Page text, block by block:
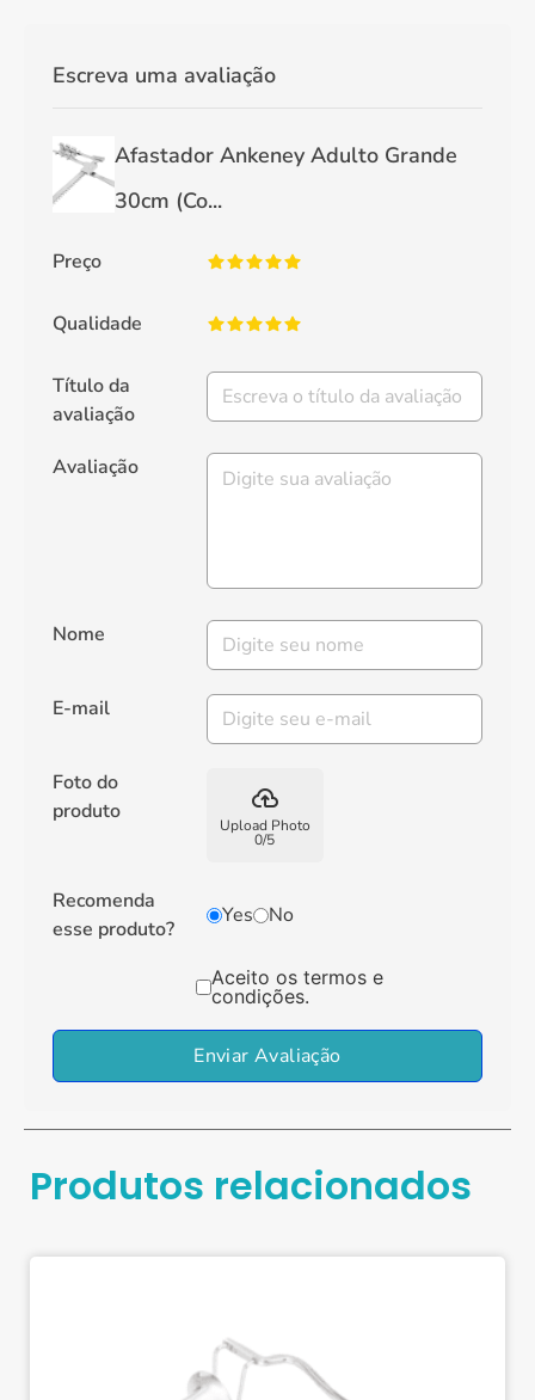
Escreva uma avaliação
Afastador Ankeney Adulto Grande
30cm (Co...
Preço
Qualidade
Título da
avaliação
Avaliação
Nome
E-mail
Foto do
produto
backup
Upload Photo
0/5
Recomenda
esse produto?
Yes No
Aceito os termos e
condições.
Enviar Avaliação
Produtos relacionados